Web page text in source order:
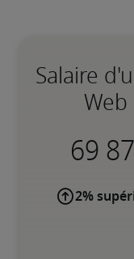
Salaire
2%